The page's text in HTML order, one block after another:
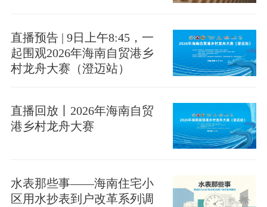
直播预告 | 9日上午8:45，一
起围观2026年海南自贸港乡
村龙舟大赛（澄迈站）
直播回放丨2026年海南自贸
港乡村龙舟大赛
水表那些事——海南住宅小
区用水抄表到户改革系列调